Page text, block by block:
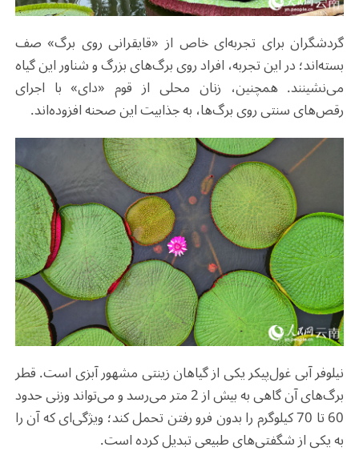
گردشگران برای تجربه‌ای خاص از «قایقرانی روی برگ» صف
بسته‌اند؛ در این تجربه، افراد روی برگ‌های بزرگ و شناور این گیاه
می‌نشینند. همچنین، زنان محلی از قوم «دای» با اجرای
رقص‌های سنتی روی برگ‌ها، به جذابیت این صحنه افزوده‌اند.
نیلوفر آبی غول‌پیکر یکی از گیاهان زینتی مشهور آبزی است. قطر
برگ‌های آن گاهی به بیش از 2 متر می‌رسد و می‌تواند وزنی حدود
60 تا 70 کیلوگرم را بدون فرو رفتن تحمل کند؛ ویژگی‌ای که آن را
به یکی از شگفتی‌های طبیعی تبدیل کرده است.